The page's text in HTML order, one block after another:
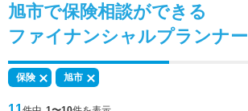
旭市で保険相談ができる
ファイナンシャルプランナー
保険 旭市